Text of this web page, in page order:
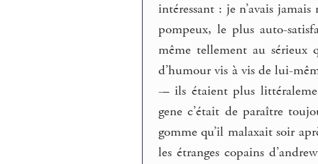
intéressant : je n’avais
pompeux, le plus auto-
même tellement au sérieux
d’humour vis à vis de lui-
-– ils étaient plus
gene c’était de paraître
gomme qu’il malaxait soir
les étranges copains